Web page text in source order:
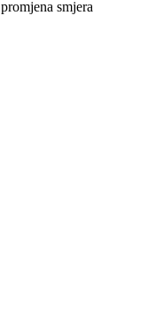
smjera